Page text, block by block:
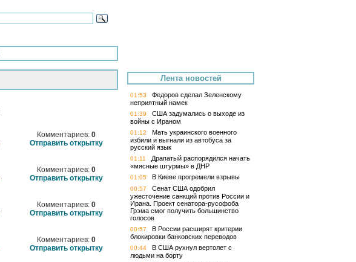
Комментариев: 0
Отправить открытку
Комментариев: 0
Отправить открытку
Комментариев: 0
Отправить открытку
Комментариев: 0
Отправить открытку
Лента новостей
01:53
Федоров сделал Зеленскому
неприятный намек
01:39
США задумались о выходе из
войны с Ираном
01:12
Мать украинского военного
избили и выгнали из автобуса за
русский язык
01:11
Драпатый распорядился начать
«мясные штурмы» в ДНР
01:05 В Киеве прогремели взрывы
00:57
Сенат США одобрил
ужесточение санкций против России и
Ирана. Проект сенатора-русофоба
Грэма смог получить большинство
голосов
00:57
В России расширят критерии
блокировки банковских переводов
00:44
В США рухнул вертолет с
людьми на борту